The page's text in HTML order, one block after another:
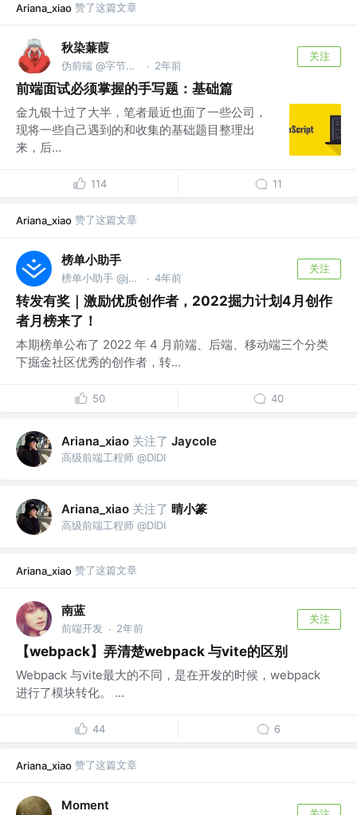
Ariana_xiao 赞了这篇文章
秋染蒹葭
伪前端 @字节跳动 · 2年前
关注
前端面试必须掌握的手写题：基础篇
金九银十过了大半，笔者最近也面了一些公司，
现将一些自己遇到的和收集的基础题目整理出
来，后...
114 11
Ariana_xiao 赞了这篇文章
榜单小助手
榜单小助手 @juejin.cn · 4年前
关注
转发有奖｜激励优质创作者，2022掘力计划4月创作
者月榜来了！
本期榜单公布了 2022 年 4 月前端、后端、移动端三个分类
下掘金社区优秀的创作者，转...
50 40
Ariana_xiao 关注了 Jaycole
高级前端工程师 @DIDI
Ariana_xiao 关注了 晴小篆
高级前端工程师 @DIDI
Ariana_xiao 赞了这篇文章
南蓝
前端开发 · 2年前
关注
【webpack】弄清楚webpack 与vite的区别
Webpack 与vite最大的不同，是在开发的时候，webpack
进行了模块转化。 ...
44 6
Ariana_xiao 赞了这篇文章
Moment